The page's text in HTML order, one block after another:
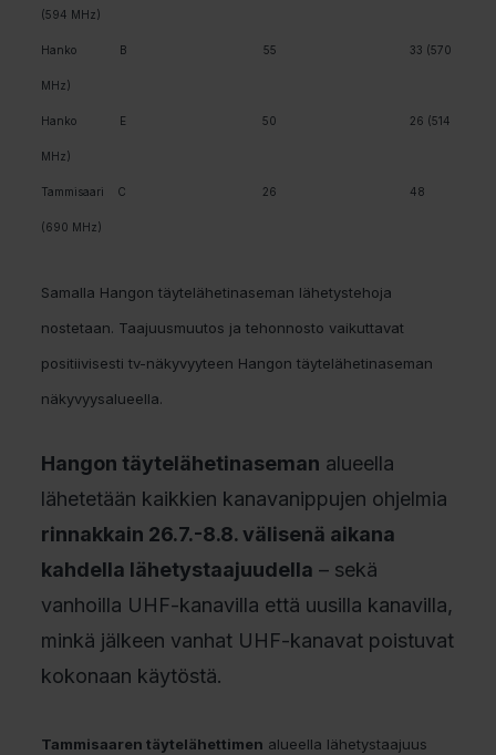
(594 MHz)
Hanko B 55 33 (570
MHz)
Hanko E 50 26 (514
MHz)
Tammisaari C 26 48
(690 MHz)
Samalla Hangon täytelähetinaseman lähetystehoja
nostetaan. Taajuusmuutos ja tehonnosto vaikuttavat
positiivisesti tv-näkyvyyteen Hangon täytelähetinaseman
näkyvyysalueella.
Hangon täytelähetinaseman alueella
lähetetään kaikkien kanavanippujen ohjelmia
rinnakkain 26.7.-8.8. välisenä aikana
kahdella lähetystaajuudella – sekä
vanhoilla UHF-kanavilla että uusilla kanavilla,
minkä jälkeen vanhat UHF-kanavat poistuvat
kokonaan käytöstä.
Tammisaaren täytelähettimen alueella lähetystaajuus